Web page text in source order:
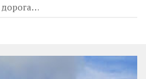
дорога…